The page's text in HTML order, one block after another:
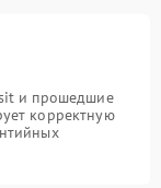
и прошедшие
корректную